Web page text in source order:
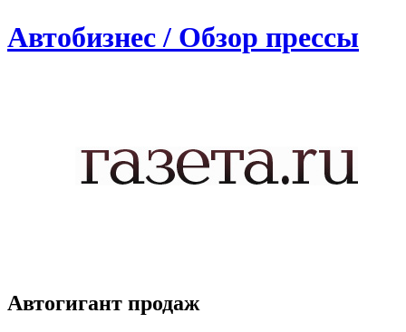
Автобизнес / Обзор прессы
Автогигант продаж